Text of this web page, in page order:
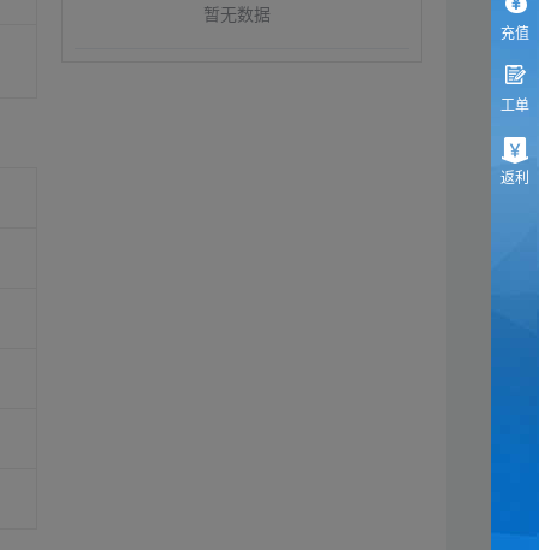
暂无数据
充值
工单
返利